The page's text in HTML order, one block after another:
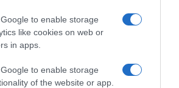
to enable storage
like cookies on web or
in apps.
to enable storage
of the website or app.
ΚΑΤΕΡΙΝΑ